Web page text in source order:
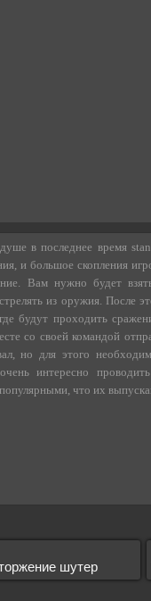
в последнее время
и большое скопления
Вам нужно будет
из оружия. После
будут проходить
со своей командой
но для этого
интересно
популярными, что их
шутер